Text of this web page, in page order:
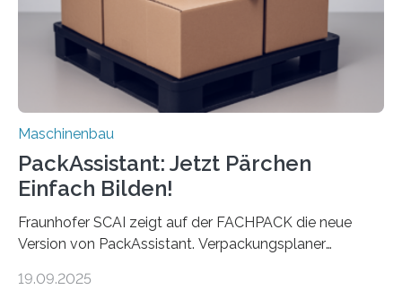
Auftrag kann das Umrüsten…
Maschinenbau
PackAssistant: Jetzt Pärchen
Einfach Bilden!
Fraunhofer SCAI zeigt auf der FACHPACK die neue
Version von PackAssistant. Verpackungsplaner
Automobil, Maschinenbau und in der Zulieferindustrie.
19.09.2025